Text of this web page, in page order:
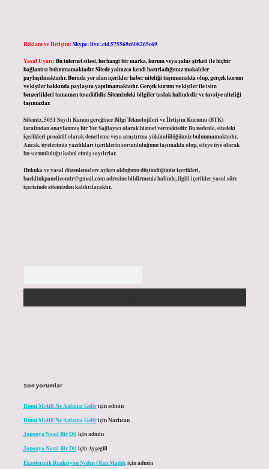
Reklam ve İletişim:Skype: live:.cid.575569c608265c69
Yasal Uyarı:Bu internet sitesi, herhangi bir marka, kurum veya şahıs şirketi ile hiçbir
bağlantısı bulunmamaktadır. Sitede yalnızca kendi hazırladığımız makaleler
paylaşılmaktadır. Burada yer alan içerikler haber niteliği taşımamakta olup, gerçek kurum
ve kişiler hakkında paylaşım yapılmamaktadır. Gerçek kurum ve kişiler ile isim
benzerlikleri tamamen tesadüfidir. Sitemizdeki bilgiler taslak halindedir ve tavsiye niteliği
taşımazlar.
Sitemiz, 5651 Sayılı Kanun gereğince Bilgi Teknolojileri ve İletişim Kurumu (BTK)
tarafından onaylanmış bir Yer Sağlayıcı olarak hizmet vermektedir. Bu nedenle, sitedeki
içerikleri proaktif olarak denetleme veya araştırma yükümlülüğümüz bulunmamaktadır.
Ancak, üyelerimiz yazdıkları içeriklerin sorumluluğunu taşımakta olup, siteye üye olarak
bu sorumluluğu kabul etmiş sayılırlar.
Hukuka ve yasal düzenlemelere aykırı olduğunu düşündüğünüz içerikleri,
backlinkpanelicomtr@gmail.comadresine bildirmeniz halinde, ilgili içerikler yasal süre
içerisinde sitemizden kaldırılacaktır.
Son yorumlar
Rumi Motifi Ne Anlama Geliriçinadmin
Rumi Motifi Ne Anlama GeliriçinNazlıcan
Japonya Nasıl Bir Diliçinadmin
Japonya Nasıl Bir DiliçinAyşegül
Ekzotermik Reaksiyon Neden Olan Maddeiçinadmin